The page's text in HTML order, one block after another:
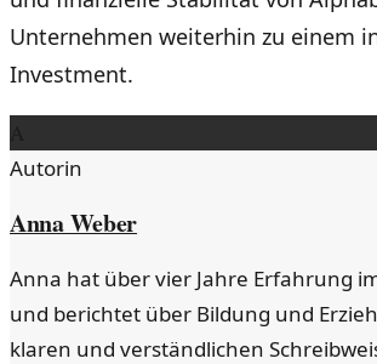
Unternehmen weiterhin zu einem
Investment.
Autorin
Anna Weber
Anna hat über vier Jahre Erfahrung
und berichtet über Bildung und
klaren und verständlichen